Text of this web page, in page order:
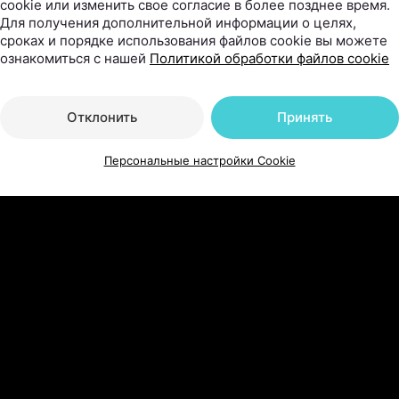
свои позиции, находить свою целевую
и оставаться в тренде, независимо от волнений
эффективно использовать все digital-возможности
выходя из дома!
cookie или изменить свое согласие в более позднее время.
Для получения дополнительной информации о целях,
сроках и порядке использования файлов cookie вы можете
ознакомиться с нашей Политикой обработки файлов cookie
Отклонить Принять
Персональные настройки Cookie